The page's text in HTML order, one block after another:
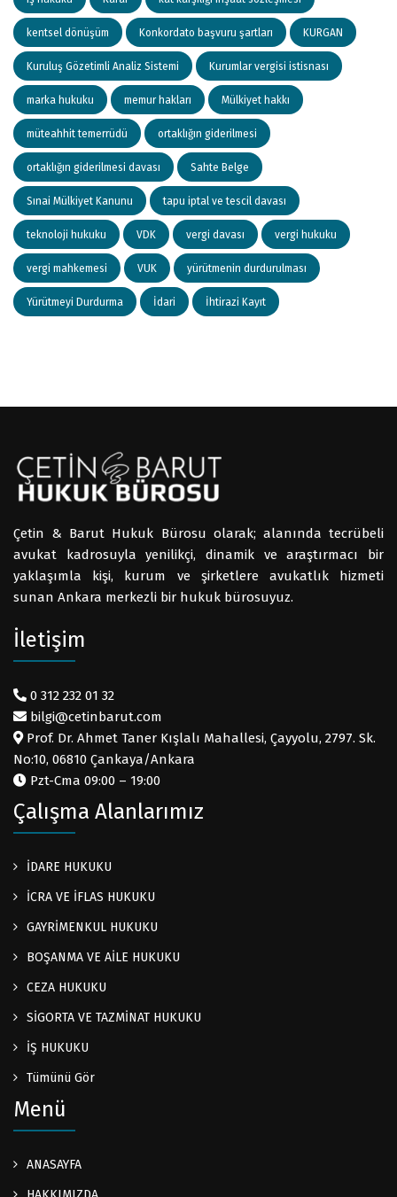
kentsel dönüşüm Konkordato başvuru şartları KURGAN
Kuruluş Gözetimli Analiz Sistemi Kurumlar vergisi istisnası
marka hukuku memur hakları Mülkiyet hakkı
müteahhit temerrüdü ortaklığın giderilmesi
ortaklığın giderilmesi davası Sahte Belge
Sınai Mülkiyet Kanunu tapu iptal ve tescil davası
teknoloji hukuku VDK vergi davası vergi hukuku
vergi mahkemesi VUK yürütmenin durdurulması
Yürütmeyi Durdurma İdari İhtirazi Kayıt
Çetin & Barut Hukuk Bürosu olarak; alanında tecrübeli
avukat kadrosuyla yenilikçi, dinamik ve araştırmacı bir
yaklaşımla kişi, kurum ve şirketlere avukatlık hizmeti
sunan Ankara merkezli bir hukuk bürosuyuz.
İletişim
0 312 232 01 32
bilgi@cetinbarut.com
Prof. Dr. Ahmet Taner Kışlalı Mahallesi, Çayyolu, 2797. Sk.
No:10, 06810 Çankaya/Ankara
Pzt-Cma 09:00 – 19:00
Çalışma Alanlarımız
İDARE HUKUKU
İCRA VE İFLAS HUKUKU
GAYRİMENKUL HUKUKU
BOŞANMA VE AİLE HUKUKU
CEZA HUKUKU
SİGORTA VE TAZMİNAT HUKUKU
İŞ HUKUKU
Tümünü Gör
Menü
ANASAYFA